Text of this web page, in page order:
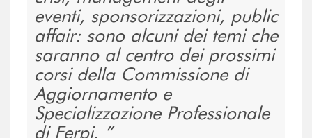
eventi, sponsorizzazioni, public
affair: sono alcuni dei temi che
saranno al centro dei prossimi
corsi della Commissione di
Aggiornamento e
Specializzazione Professionale
di Ferpi.